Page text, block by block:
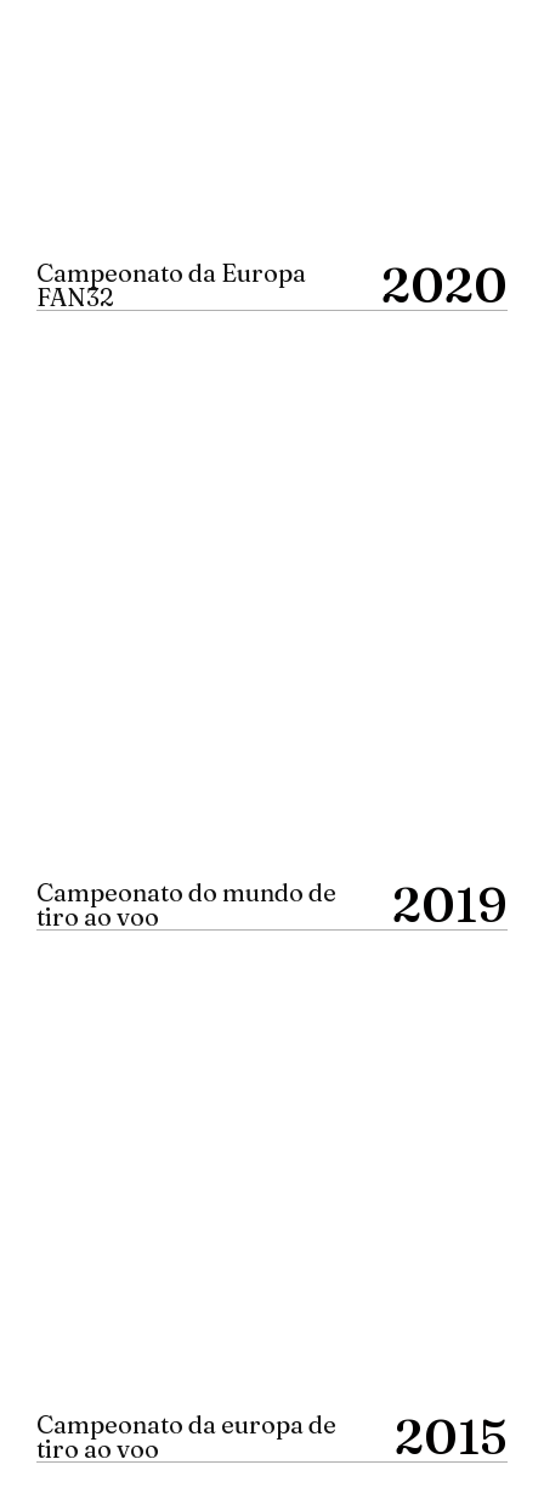
Campeonato da Europa
FAN32
2020
Campeonato do mundo de
tiro ao voo
2019
Campeonato da europa de
tiro ao voo
2015